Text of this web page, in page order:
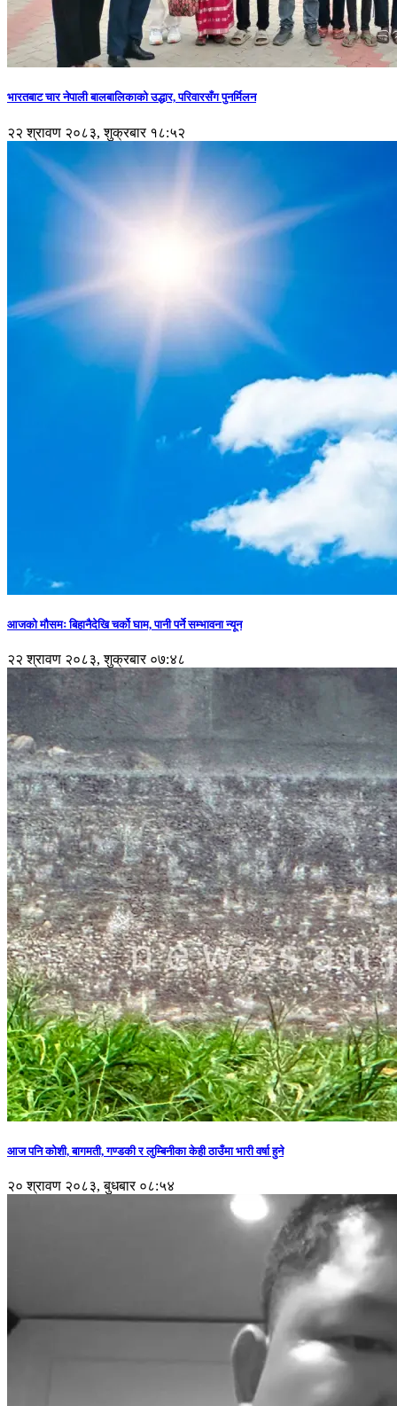
भारतबाट चार नेपाली बालबालिकाको उद्धार, परिवारसँग पुनर्मिलन
२२ श्रावण २०८३, शुक्रबार १८:५२
आजको मौसमः बिहानैदेखि चर्को घाम, पानी पर्ने सम्भावना न्यून
२२ श्रावण २०८३, शुक्रबार ०७:४८
आज पनि कोशी, बागमती, गण्डकी र लुम्बिनीका केही ठाउँमा भारी वर्षा हुने
२० श्रावण २०८३, बुधबार ०८:५४